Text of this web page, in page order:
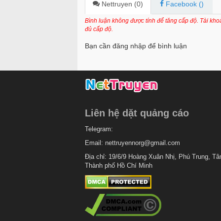
Chapter 678
Chapter 677
Chapter 675
Chapter 673
Chapter 671
Chapter 670
Chapter 668
Chapter 667
Chapter 666
Chapter 665
Nettruyen (0) Facebook ()
Bình luận không được tính để tăng cấp độ. Tài
đủ cấp độ.
Bạn cần đăng nhập để bình luận
Liên hệ dặt quảng cáo
Telegram:
Email: nettruyennorg@gmail.com
Địa chỉ: 19/6/9 Hoàng Xuân Nhị, Phú Trung,
Thành phố Hồ Chí Minh